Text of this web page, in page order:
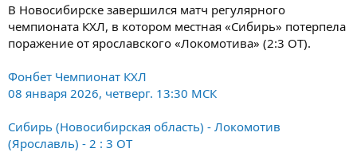
В Новосибирске завершился матч регулярного
чемпионата КХЛ, в котором местная «Сибирь» потерпела
поражение от ярославского «Локомотива» (2:3 ОТ).
Фонбет Чемпионат КХЛ
08 января 2026, четверг. 13:30 МСК
Сибирь (Новосибирская область) - Локомотив
(Ярославль) - 2 : 3 ОТ